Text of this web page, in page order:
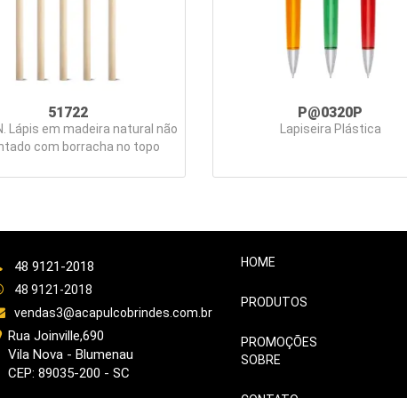
51722
Lápis em madeira natural não
com borracha no topo
P@0320P
Lapiseira Plástica
48 9121-2018
48 9121-2018
vendas3@acapulcobrindes.com.br
Rua Joinville,690
Vila Nova - Blumenau
CEP: 89035-200 - SC
HOME
PRODUTOS
PROMOÇÕES
SOBRE